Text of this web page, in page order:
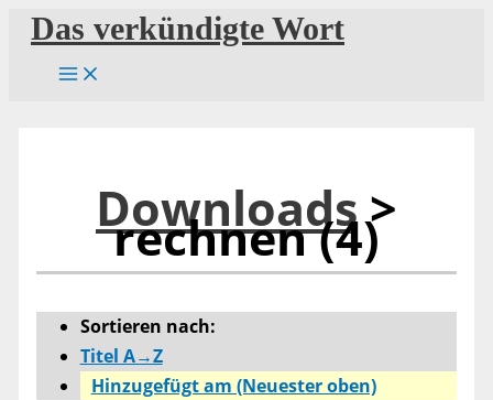
Zum
Inhalt
springen
Das verkündigte Wort
Downloads>
rechnen (4)
Sortieren nach:
Titel A→Z
Hinzugefügt am (Neuester oben)